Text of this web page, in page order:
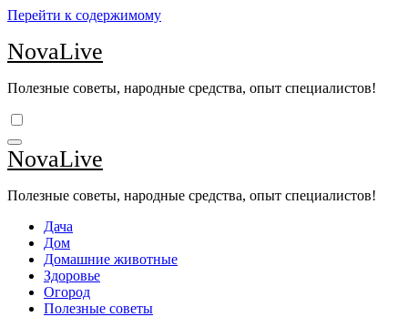
Перейти к содержимому
NovaLive
Полезные советы, народные средства, опыт специалистов!
NovaLive
Полезные советы, народные средства, опыт специалистов!
Дача
Дом
Домашние животные
Здоровье
Огород
Полезные советы